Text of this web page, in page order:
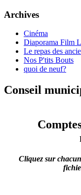
Archives
Cinéma
Diaporama Film
Le repas des
Nos P'tits Bouts
quoi de neuf?
Conseil
Cliquez sur